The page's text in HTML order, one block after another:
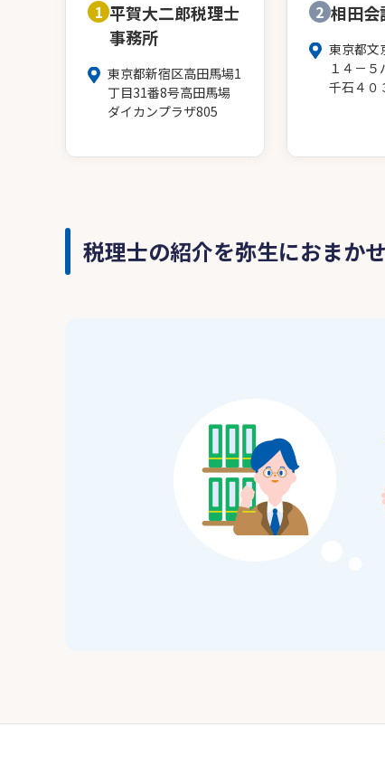
1 平賀大二郎税理士
事務所
東京都新宿区高田馬場1
丁目31番8号高田馬場
ダイカンプラザ805
2 相田会
東京都文
１４－５
千石４０
税理士の紹介を弥生におまか